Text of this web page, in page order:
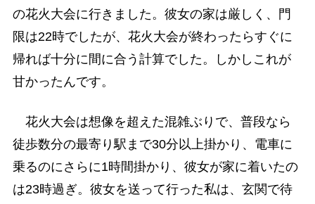
の花火大会に行きました。彼女の家は厳しく、門
限は22時でしたが、花火大会が終わったらすぐに
帰れば十分に間に合う計算でした。しかしこれが
甘かったんです。
花火大会は想像を超えた混雑ぶりで、普段なら
徒歩数分の最寄り駅まで30分以上掛かり、電車に
乗るのにさらに1時間掛かり、彼女が家に着いたの
は23時過ぎ。彼女を送って行った私は、玄関で待